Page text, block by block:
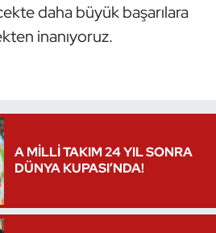
daha büyük başarılara
inanıyoruz.
A MİLLİ TAKIM 24 YIL SONRA
DÜNYA KUPASI’NDA!